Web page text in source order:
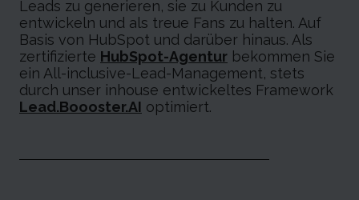
Leads zu generieren, sie zu Kunden zu
entwickeln und als treue Fans zu halten. Auf
Basis von HubSpot und darüber hinaus. Als
zertifizierte HubSpot-Agentur bekommen Sie
ein All-inclusive-Lead-Management, stets
durch unser inhouse entwickeltes Framework
Lead.Boooster.AI optimiert.